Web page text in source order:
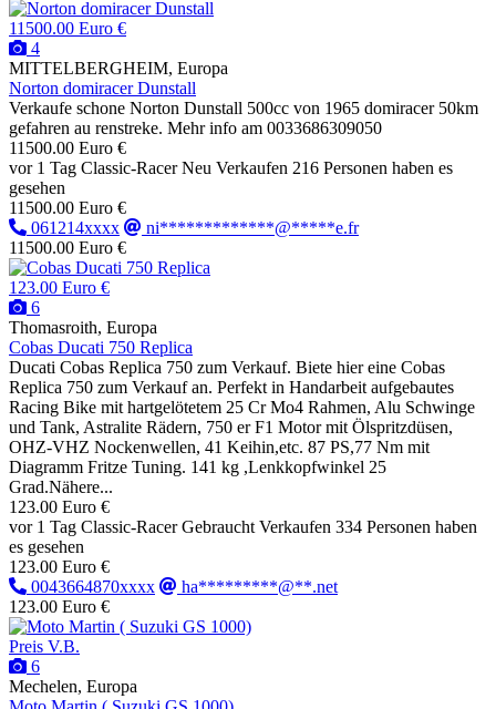
11500.00 Euro €
4
MITTELBERGHEIM, Europa
Norton domiracer Dunstall
Verkaufe schone Norton Dunstall 500cc von 1965 domiracer 50km
gefahren au renstreke. Mehr info am 0033686309050
11500.00 Euro €
vor 1 Tag Classic-Racer Neu Verkaufen 216 Personen haben es
gesehen
11500.00 Euro €
061214xxxx
ni*************@*****e.fr
11500.00 Euro €
123.00 Euro €
6
Thomasroith, Europa
Cobas Ducati 750 Replica
Ducati Cobas Replica 750 zum Verkauf. Biete hier eine Cobas
Replica 750 zum Verkauf an. Perfekt in Handarbeit aufgebautes
Racing Bike mit hartgelötetem 25 Cr Mo4 Rahmen, Alu Schwinge
und Tank, Astralite Rädern, 750 er F1 Motor mit Ölspritzdüsen,
OHZ-VHZ Nockenwellen, 41 Keihin,etc. 87 PS,77 Nm mit
Diagramm Fritze Tuning. 141 kg ,Lenkkopfwinkel 25
Grad.Nähere...
123.00 Euro €
vor 1 Tag Classic-Racer Gebraucht Verkaufen 334 Personen haben
es gesehen
123.00 Euro €
0043664870xxxx
ha*********@**.net
123.00 Euro €
Preis V.B.
6
Mechelen, Europa